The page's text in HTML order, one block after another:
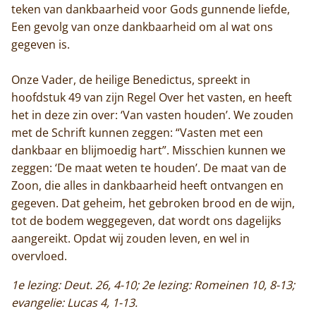
teken van dankbaarheid voor Gods gunnende liefde,
Een gevolg van onze dankbaarheid om al wat ons
gegeven is.
Onze Vader, de heilige Benedictus, spreekt in
hoofdstuk 49 van zijn Regel Over het vasten, en heeft
het in deze zin over: ‘Van vasten houden’. We zouden
met de Schrift kunnen zeggen: “Vasten met een
dankbaar en blijmoedig hart”. Misschien kunnen we
zeggen: ‘De maat weten te houden’. De maat van de
Zoon, die alles in dankbaarheid heeft ontvangen en
gegeven. Dat geheim, het gebroken brood en de wijn,
tot de bodem weggegeven, dat wordt ons dagelijks
aangereikt. Opdat wij zouden leven, en wel in
overvloed.
1e lezing: Deut. 26, 4-10; 2e lezing: Romeinen 10, 8-13;
evangelie: Lucas 4, 1-13.